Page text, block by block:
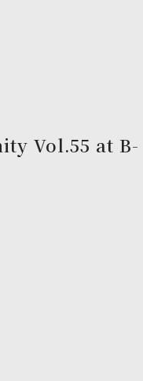
Vol.55 at B-